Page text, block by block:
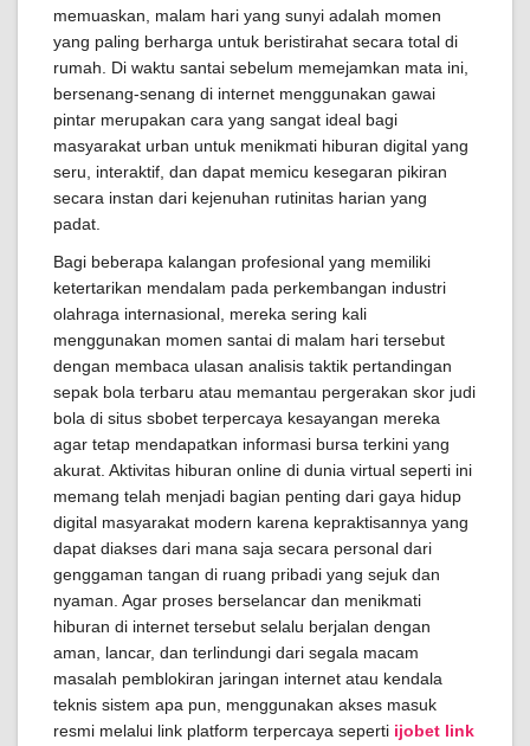
memuaskan, malam hari yang sunyi adalah momen
yang paling berharga untuk beristirahat secara total di
rumah. Di waktu santai sebelum memejamkan mata ini,
bersenang-senang di internet menggunakan gawai
pintar merupakan cara yang sangat ideal bagi
masyarakat urban untuk menikmati hiburan digital yang
seru, interaktif, dan dapat memicu kesegaran pikiran
secara instan dari kejenuhan rutinitas harian yang
padat.
Bagi beberapa kalangan profesional yang memiliki
ketertarikan mendalam pada perkembangan industri
olahraga internasional, mereka sering kali
menggunakan momen santai di malam hari tersebut
dengan membaca ulasan analisis taktik pertandingan
sepak bola terbaru atau memantau pergerakan skor judi
bola di situs sbobet terpercaya kesayangan mereka
agar tetap mendapatkan informasi bursa terkini yang
akurat. Aktivitas hiburan online di dunia virtual seperti ini
memang telah menjadi bagian penting dari gaya hidup
digital masyarakat modern karena kepraktisannya yang
dapat diakses dari mana saja secara personal dari
genggaman tangan di ruang pribadi yang sejuk dan
nyaman. Agar proses berselancar dan menikmati
hiburan di internet tersebut selalu berjalan dengan
aman, lancar, dan terlindungi dari segala macam
masalah pemblokiran jaringan internet atau kendala
teknis sistem apa pun, menggunakan akses masuk
resmi melalui link platform terpercaya seperti ijobet link